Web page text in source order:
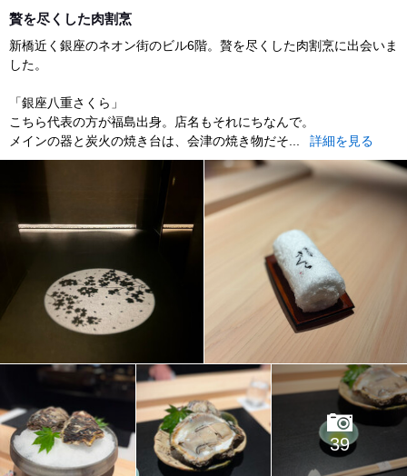
贅を尽くした肉割烹
新橋近く銀座のネオン街のビル6階。贅を尽くした肉割烹に出会いま
した。
「銀座八重さくら」
こちら代表の方が福島出身。店名もそれにちなんで。
メインの器と炭火の焼き台は、会津の焼き物だそ...
詳細を見る
39